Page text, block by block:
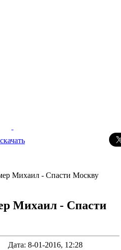
Михаил - Спасти Москву
Михаил - Спасти
8-01-2016, 12:28